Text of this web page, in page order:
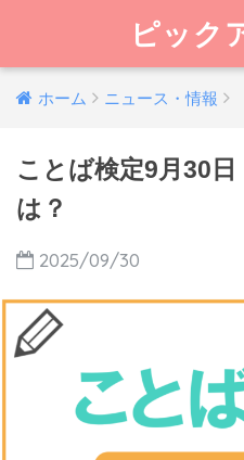
ピック
ホーム ニュース・情報
ことば検定9月30
は？
2025/09/30